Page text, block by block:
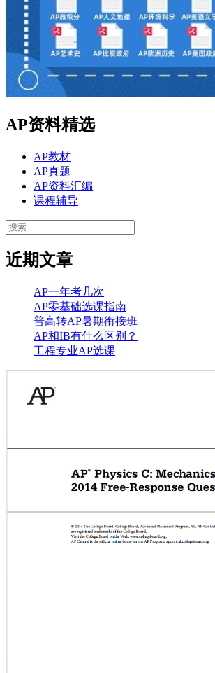
AP资料精选
AP教材
AP真题
AP资料汇编
课程辅导
搜
近期文章
AP一年考几次
AP零基础选课指南
普高转AP暑期衔接班
AP和IB有什么区别？
工程专业AP选课